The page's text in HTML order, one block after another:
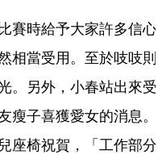
賽時給予大家許多信心
相當受用。至於吱吱則
。另外，小春站出來受
瘦子喜獲愛女的消息。
座椅祝賀，「工作部分